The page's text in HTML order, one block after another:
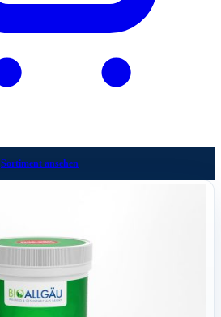
Sortiment ansehen